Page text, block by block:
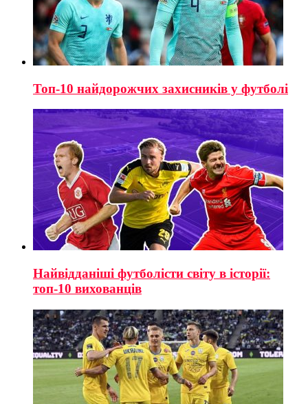
Топ-10 найдорожчих захисників у футболі
Найвідданіші футболісти світу в історії:
топ-10 вихованців